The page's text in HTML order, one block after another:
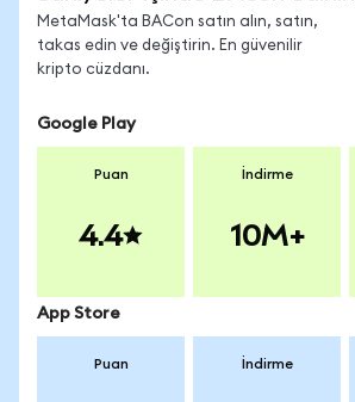
MetaMask'ta BACon satın alın, satın,
takas edin ve değiştirin. En güvenilir
kripto cüzdanı.
Google Play
Puan
4.4
İndirme
10M+
App Store
Puan İndirme